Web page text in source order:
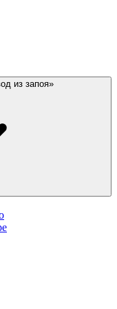
из запоя»